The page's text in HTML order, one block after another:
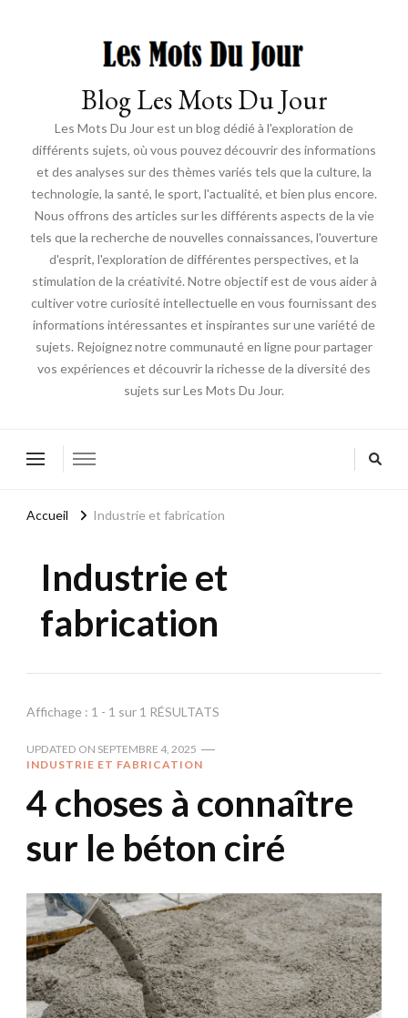
Blog Les Mots Du Jour
Les Mots Du Jour est un blog dédié à l'exploration de
différents sujets, où vous pouvez découvrir des informations
et des analyses sur des thèmes variés tels que la culture, la
technologie, la santé, le sport, l'actualité, et bien plus encore.
Nous offrons des articles sur les différents aspects de la vie
tels que la recherche de nouvelles connaissances, l'ouverture
d'esprit, l'exploration de différentes perspectives, et la
stimulation de la créativité. Notre objectif est de vous aider à
cultiver votre curiosité intellectuelle en vous fournissant des
informations intéressantes et inspirantes sur une variété de
sujets. Rejoignez notre communauté en ligne pour partager
vos expériences et découvrir la richesse de la diversité des
sujets sur Les Mots Du Jour.
Accueil Industrie et fabrication
Industrie et
fabrication
Affichage : 1 - 1 sur 1 RÉSULTATS
UPDATED ON SEPTEMBRE 4, 2025
INDUSTRIE ET FABRICATION
4 choses à connaître
sur le béton ciré